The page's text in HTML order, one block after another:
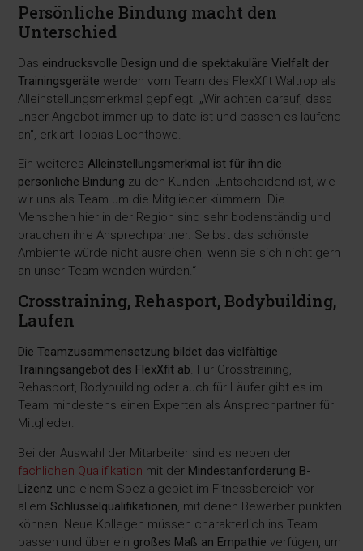
Persönliche Bindung macht den
Unterschied
Das eindrucksvolle Design und die spektakuläre Vielfalt der
Trainingsgeräte werden vom Team des FlexXfit Waltrop als
Alleinstellungsmerkmal gepflegt. „Wir achten darauf, dass
unser Angebot immer up to date ist und passen es laufend
an“, erklärt Tobias Lochthowe.
Ein weiteresAlleinstellungsmerkmal ist für ihn die
persönliche Bindung zu den Kunden: „Entscheidend ist, wie
wir uns als Team um die Mitglieder kümmern. Die
Menschen hier in der Region sind sehr bodenständig und
brauchen ihre Ansprechpartner. Selbst das schönste
Ambiente würde nicht ausreichen, wenn sie sich nicht gern
an unser Team wenden würden.“
Crosstraining, Rehasport, Bodybuilding,
Laufen
Die Teamzusammensetzung bildet das vielfältige
Trainingsangebot des FlexXfit ab. Für Crosstraining,
Rehasport, Bodybuilding oder auch für Läufer gibt es im
Team mindestens einen Experten als Ansprechpartner für
Mitglieder.
Bei der Auswahl der Mitarbeiter sind es neben der
fachlichen Qualifikation mit der Mindestanforderung B-
Lizenz und einem Spezialgebiet im Fitnessbereich vor
allemSchlüsselqualifikationen, mit denen Bewerber punkten
können. Neue Kollegen müssen charakterlich ins Team
passen und über ein großes Maß an Empathie verfügen, um